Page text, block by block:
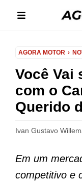
AGORA MOTOR
Você Vai
com o
Querido
Ivan Gustavo
Em um
competitivo e